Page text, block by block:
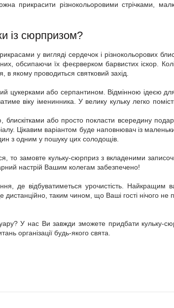
прикрасити різнокольоровими стрічками,
із сюрпризом?
у вигляді сердечок і різнокольорових
обсипаючи їх феєрверком барвистих іскор.
якому проводиться святковий захід.
цукерками або серпантином. Відмінною ідеєю
віку іменинника. У велику кульку легко
або просто покласти всередину
Цікавим варіантом буде наповнювач із
з одним у пошуку цих солодощів.
то замовте кульку-сюрприз з вкладеними
настрій Вашим колегам забезпечено!
де відбуватиметься урочистість. Найкращим
таким чином, що Ваші гості нічого не
У нас Ви завжди зможете придбати кульку-
організації будь-якого свята.